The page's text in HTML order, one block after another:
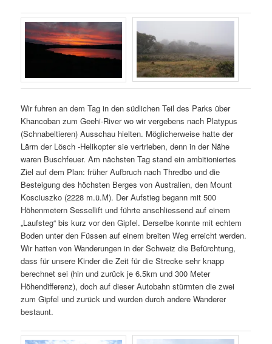
Wir fuhren an dem Tag in den südlichen Teil des Parks über
Khancoban zum Geehi-River wo wir vergebens nach Platypus
(Schnabeltieren) Ausschau hielten. Möglicherweise hatte der
Lärm der Lösch -Helikopter sie vertrieben, denn in der Nähe
waren Buschfeuer. Am nächsten Tag stand ein ambitioniertes
Ziel auf dem Plan: früher Aufbruch nach Thredbo und die
Besteigung des höchsten Berges von Australien, den Mount
Kosciuszko (2228 m.ü.M). Der Aufstieg begann mit 500
Höhenmetern Sessellift und führte anschliessend auf einem
„Laufsteg“ bis kurz vor den Gipfel. Derselbe konnte mit echtem
Boden unter den Füssen auf einem breiten Weg erreicht werden.
Wir hatten von Wanderungen in der Schweiz die Befürchtung,
dass für unsere Kinder die Zeit für die Strecke sehr knapp
berechnet sei (hin und zurück je 6.5km und 300 Meter
Höhendifferenz), doch auf dieser Autobahn stürmten die zwei
zum Gipfel und zurück und wurden durch andere Wanderer
bestaunt.